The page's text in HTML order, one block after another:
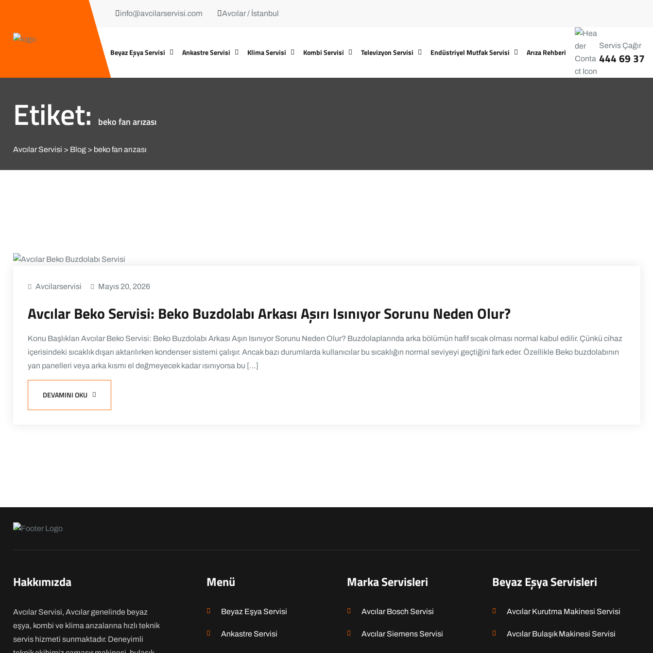
info@avcilarservisi.com Avcılar / İstanbul
Beyaz Eşya Servisi Ankastre Servisi Klima Servisi Kombi Servisi Televizyon Servisi Endüstriyel Mutfak Servisi Arıza Rehberi
Servis Çağır
444 69 37
Etiket: beko fan arızası
Avcılar Servisi Blog beko fan arızası
Avcilarservisi Mayıs 20, 2026
Avcılar Beko Servisi: Beko Buzdolabı Arkası Aşırı Isınıyor Sorunu Neden Olur?
Konu Başlıkları Avcılar Beko Servisi: Beko Buzdolabı Arkası Aşırı Isınıyor Sorunu Neden Olur? Buzdolaplarında arka bölümün hafif sıcak olması normal kabul edilir. Çünkü cihaz
içerisindeki sıcaklık dışarı aktarılırken kondenser sistemi çalışır. Ancak bazı durumlarda kullanıcılar bu sıcaklığın normal seviyeyi geçtiğini fark eder. Özellikle Beko buzdolabının
yan panelleri veya arka kısmı el değmeyecek kadar ısınıyorsa bu […]
DEVAMINI OKU
Hakkımızda
Avcılar Servisi, Avcılar genelinde beyaz
eşya, kombi ve klima arızalarına hızlı teknik
servis hizmeti sunmaktadır. Deneyimli
Menü
Beyaz Eşya Servisi
Ankastre Servisi
Marka Servisleri
Avcılar Bosch Servisi
Avcılar Siemens Servisi
Beyaz Eşya Servisleri
Avcılar Kurutma Makinesi Servisi
Avcılar Bulaşık Makinesi Servisi